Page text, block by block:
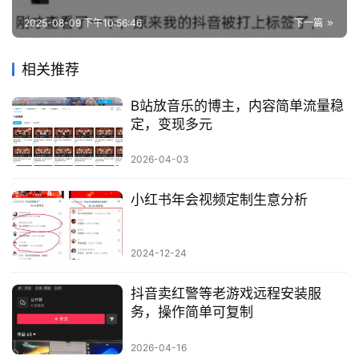
下一篇
2025-08-09 下午10:56:46
相关推荐
B站放音乐的博主，内容简单流量稳
定，变现多元
2026-04-03
小红书年会视频定制生意分析
2024-12-24
抖音卖红警等老游戏远程安装服
务，操作简单可复制
2026-04-16